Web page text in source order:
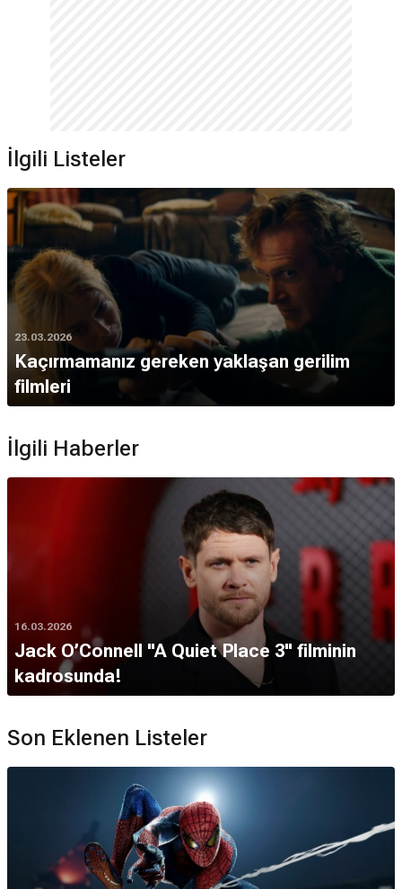
İlgili Listeler
23.03.2026
Kaçırmamanız gereken yaklaşan gerilim
filmleri
İlgili Haberler
16.03.2026
Jack O’Connell "A Quiet Place 3" filminin
kadrosunda!
Son Eklenen Listeler